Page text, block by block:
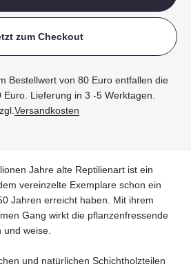
zum Checkout
Bestellwert von 80 Euro entfallen die
Euro. Lieferung in 3 -5 Werktagen.
Versandkosten
Jahre alte Reptilienart ist ein
vereinzelte Exemplare schon ein
Jahren erreicht haben. Mit ihrem
Gang wirkt die pflanzenfressende
und weise.
und natürlichen Schichtholzteilen